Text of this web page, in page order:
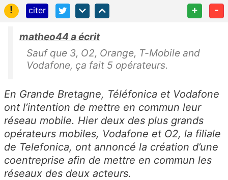
!
citer + -
matheo44 a écrit
Sauf que 3, O2, Orange, T-Mobile and
Vodafone, ça fait 5 opérateurs.
En Grande Bretagne, Téléfonica et Vodafone
ont l’intention de mettre en commun leur
réseau mobile. Hier deux des plus grands
opérateurs mobiles, Vodafone et O2, la filiale
de Telefonica, ont annoncé la création d’une
coentreprise afin de mettre en commun les
réseaux des deux acteurs.